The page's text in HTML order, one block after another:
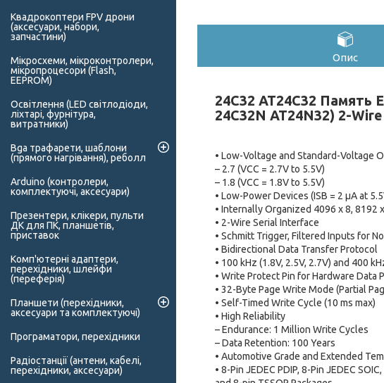
Опис
24C32 AT24C32 Память
24C32N AT24N32) 2-
• Low-Voltage and Standard-Voltage
– 2.7 (VCC = 2.7V to 5.5V)
– 1.8 (VCC = 1.8V to 5.5V)
• Low-Power Devices (ISB = 2 µA at
• Internally Organized 4096 x 8, 8192
• 2-Wire Serial Interface
• Schmitt Trigger, Filtered Inputs for
• Bidirectional Data Transfer Protocol
• 100 kHz (1.8V, 2.5V, 2.7V) and 400
• Write Protect Pin for Hardware Data
• 32-Byte Page Write Mode (Partial
• Self-Timed Write Cycle (10 ms max)
• High Reliability
– Endurance: 1 Million Write Cycles
– Data Retention: 100 Years
• Automotive Grade and Extended
• 8-Pin JEDEC PDIP, 8-Pin JEDEC
Квадрокоптери FPV дрони
(аксесуари, набори,
запчастини)
Мікросхеми, мікроконтролери,
мікропроцесори (Flash,
EEPROM)
Освітлення (LED світлодіоди,
ліхтарі, фурнітура,
витратники)
Bga трафарети, шаблони
(прямого нагрівання), реболл
Arduino (контролери,
комплектуючі, аксесуари)
Презентери, клікери, пульти
ДК для ПК, планшетів,
приставок
Комп'ютерні адаптери,
перехідники, шлейфи
(переферія)
Планшети (перехідники,
аксесуари та комплектуючі)
Програматори, перехідники
Радіостанції (антени, кабелі,
перехідники, аксесуари)